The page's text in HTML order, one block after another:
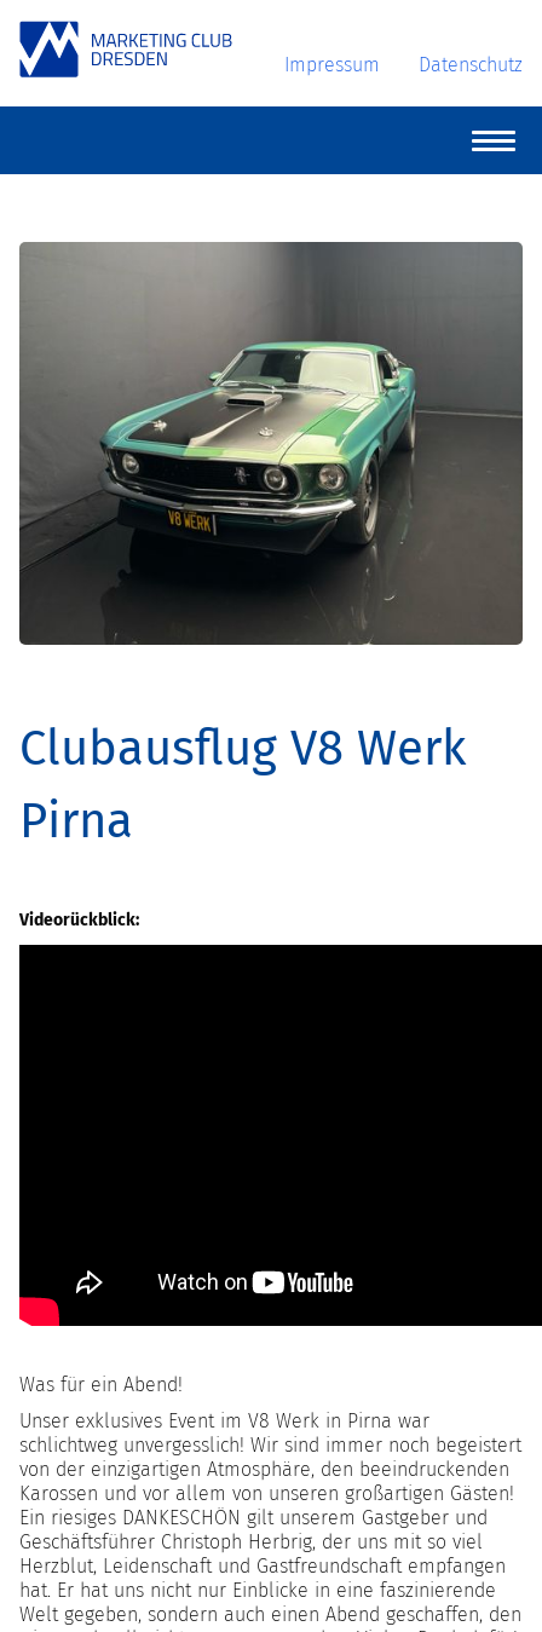
Impressum Datenschutz
Clubausflug V8 Werk
Pirna
Videorückblick:
Was für ein Abend!
Unser exklusives Event im V8 Werk in Pirna war
schlichtweg unvergesslich! Wir sind immer noch begeistert
von der einzigartigen Atmosphäre, den beeindruckenden
Karossen und vor allem von unseren großartigen Gästen!
Ein riesiges DANKESCHÖN gilt unserem Gastgeber und
Geschäftsführer Christoph Herbrig, der uns mit so viel
Herzblut, Leidenschaft und Gastfreundschaft empfangen
hat. Er hat uns nicht nur Einblicke in eine faszinierende
Welt gegeben, sondern auch einen Abend geschaffen, den